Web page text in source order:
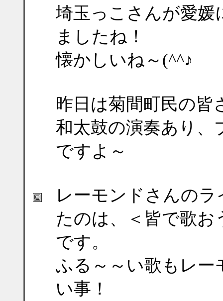
埼玉っこさんが愛媛
ましたね！
懐かしいね～(^^♪
昨日は菊間町民の皆
和太鼓の演奏あり
ですよ～
レーモンドさんのラ
たのは、＜皆で歌お
です。
ふる～～い歌もレ
い事！